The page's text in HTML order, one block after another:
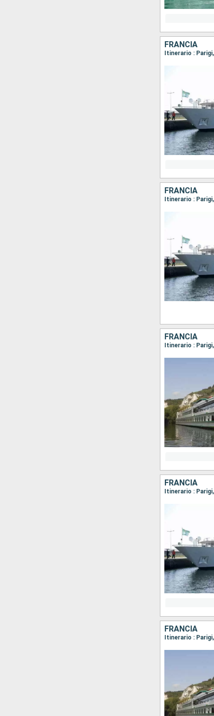
FRANCIA
Itinerario :
FRANCIA
Itinerario :
FRANCIA
Itinerario :
FRANCIA
Itinerario :
FRANCIA
Itinerario :